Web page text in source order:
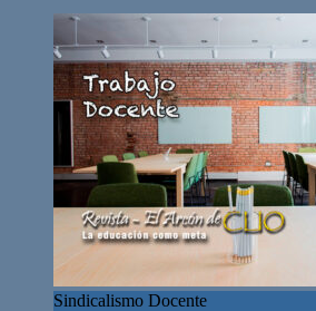
Sindicalismo Docente